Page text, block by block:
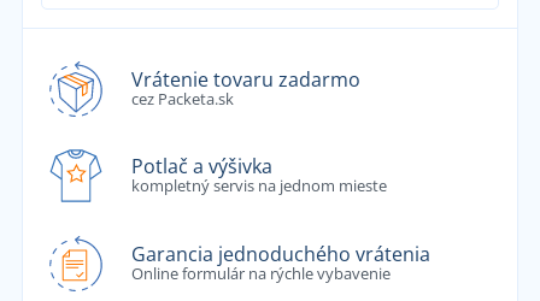
Vrátenie tovaru zadarmo
cez Packeta.sk
Potlač a výšivka
kompletný servis na jednom mieste
Garancia jednoduchého vrátenia
Online formulár na rýchle vybavenie